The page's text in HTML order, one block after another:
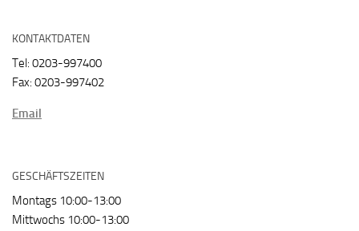
KONTAKTDATEN
Tel: 0203-997400
Fax: 0203-997402
Email
GESCHÄFTSZEITEN
Montags 10:00-13:00
Mittwochs 10:00-13:00